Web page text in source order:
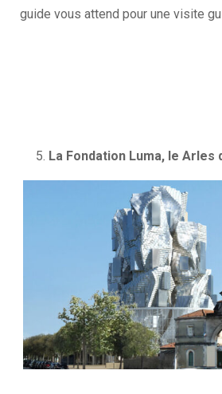
guide vous attend pour une visite
La Fondation Luma, le Arles